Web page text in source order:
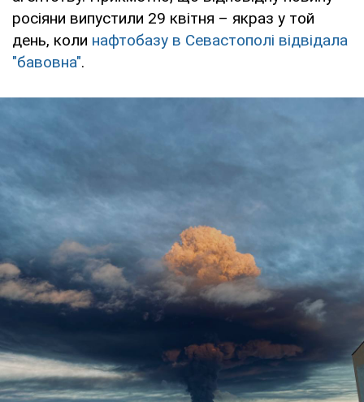
росіяни випустили 29 квітня – якраз у той
день, коли нафтобазу в Севастополі відвідала
"бавовна".